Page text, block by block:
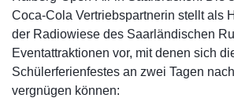
Coca-Cola Vertriebspartnerin stellt als
der Radiowiese des Saarländischen
Eventattraktionen vor, mit denen sich
Schülerferienfestes an zwei Tagen
vergnügen können: